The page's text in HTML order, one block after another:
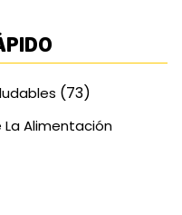
(73)
La Alimentación